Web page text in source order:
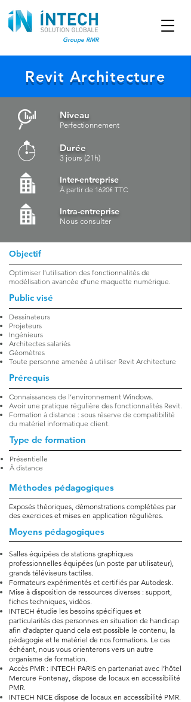
Groupe RMR
Revit Architecture
Niveau
Perfectionnement
Durée
3 jours (21h)
Inter-entreprise
À partir de 1620€ TTC
Intra-entreprise
Nous consulter
Objectif
Optimiser l’utilisation des fonctionnalités de
modélisation avancée d’une maquette numérique.
Public visé
Dessinateurs
Projeteurs
Ingénieurs
Architectes salariés
Géomètres
Toute personne amenée à utiliser Revit Architecture
Prérequis
Connaissances de l’environnement Windows.
Avoir une pratique régulière des fonctionnalités Revit.
Formation à distance : sous réserve de compatibilité
du matériel informatique client.
Type de formation
Présentielle
À distance
Méthodes pédagogiques
Exposés théoriques, démonstrations complétées par
des exercices et mises en application régulières.
Moyens pédagogiques
Salles équipées de stations graphiques
professionnelles équipées (un poste par utilisateur),
grands téléviseurs tactiles.
Formateurs expérimentés et certifiés par Autodesk.
Mise à disposition de ressources diverses : support,
fiches techniques, vidéos.
INTECH étudie les besoins spécifiques et
particularités des personnes en situation de handicap
afin d’adapter quand cela est possible le contenu, la
pédagogie et le matériel de nos formations. Le cas
échéant, nous vous orienterons vers un autre
organisme de formation.
Accès PMR : INTECH PARIS en partenariat avec l’hôtel
Mercure Fontenay, dispose de locaux en accessibilité
PMR.
INTECH NICE dispose de locaux en accessibilité PMR.